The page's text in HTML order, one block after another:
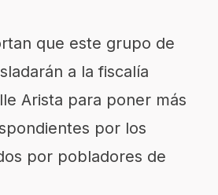
que este grupo de
a la fiscalía
Arista para poner más
por los
por pobladores de